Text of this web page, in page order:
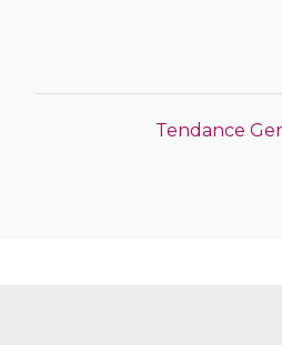
Tendance